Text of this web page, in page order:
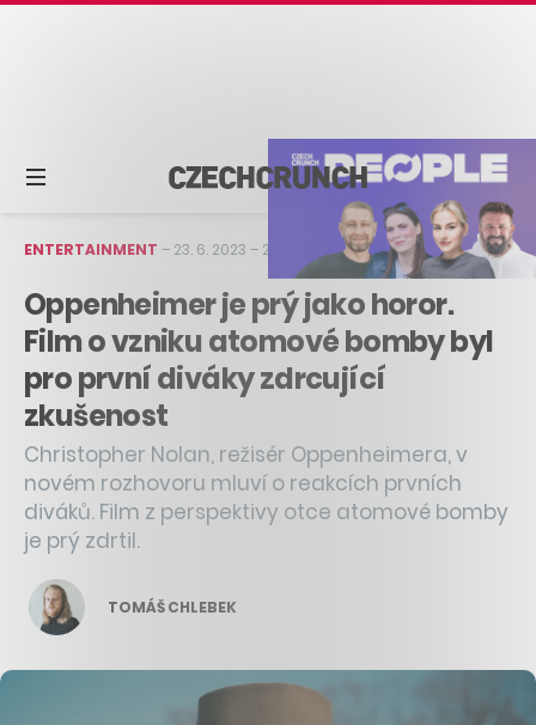
ENTERTAINMENT – 23. 6. 2023 – 2 min čtení
Oppenheimer je prý jako horor.
Film o vzniku atomové bomby byl
pro první diváky zdrcující
zkušenost
Christopher Nolan, režisér Oppenheimera, v
novém rozhovoru mluví o reakcích prvních
diváků. Film z perspektivy otce atomové bomby
je prý zdrtil.
TOMÁŠ CHLEBEK